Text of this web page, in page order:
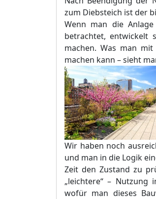
zum Diebsteich ist der
Wenn man die
betrachtet, entwickelt
machen. Was man
machen kann – sieht
Wir haben noch
und man in die Logik
Zeit den Zustand zu
„leichtere“ – Nutzung
wofür man dieses